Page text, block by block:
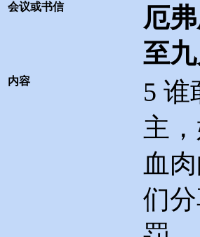
会议或书信
厄
至
内容 5 谁
主
血
们